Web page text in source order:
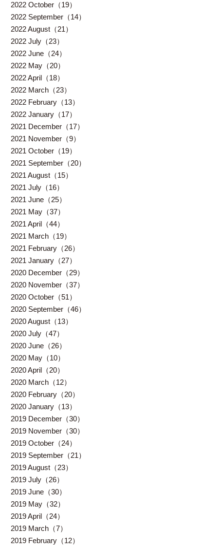
2022 October（19）
2022 September（14）
2022 August（21）
2022 July（23）
2022 June（24）
2022 May（20）
2022 April（18）
2022 March（23）
2022 February（13）
2022 January（17）
2021 December（17）
2021 November（9）
2021 October（19）
2021 September（20）
2021 August（15）
2021 July（16）
2021 June（25）
2021 May（37）
2021 April（44）
2021 March（19）
2021 February（26）
2021 January（27）
2020 December（29）
2020 November（37）
2020 October（51）
2020 September（46）
2020 August（13）
2020 July（47）
2020 June（26）
2020 May（10）
2020 April（20）
2020 March（12）
2020 February（20）
2020 January（13）
2019 December（30）
2019 November（30）
2019 October（24）
2019 September（21）
2019 August（23）
2019 July（26）
2019 June（30）
2019 May（32）
2019 April（24）
2019 March（7）
2019 February（12）